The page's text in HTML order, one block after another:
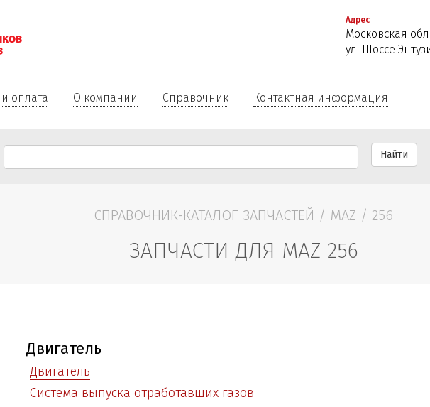
Адрес
Московская
ул. Шоссе
оплата О компании Справочник Контактная информация
Найти
СПРАВОЧНИК-КАТАЛОГ ЗАПЧАСТЕЙ / MAZ / 256
ЗАПЧАСТИ ДЛЯ MAZ 256
Двигатель
Двигатель
Система выпуска отработавших газов